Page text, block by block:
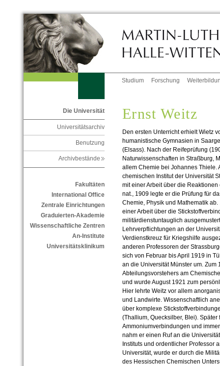
Studium Forschung
Die Universität
Universitätsarchiv
Benutzung
Archivbestände
Fakultäten
International Office
Zentrale Einrichtungen
Graduierten-Akademie
Wissenschaftliche Zentren
An-Institute
Universitätsklinikum
Ernst Weitz
Den ersten Unterricht erhielt Wietz
humanistische Gymnasien in
(Elsass). Nach der Reifeprüfung
Naturwissenschaften in Straßburg,
allem Chemie bei Johannes Thiele.
chemischen Institut der Universität
mit einer Arbeit über die
nat., 1909 legte er die Prüfung für
Chemie, Physik und Mathematik
einer Arbeit über die
militärdienstuntauglich
Lehrverpflichtungen an der
Verdienstkreuz für Kriegshilfe
anderen Professoren der
sich von Februar bis April 1919 in
an die Universität Münster um. Zum
Abteilungsvorstehers am
und wurde August 1921 zum
Hier lehrte Weitz vor allem
und Landwirte. Wissenschaftlich
über komplexe
(Thallium, Quecksilber, Blei). Später
Ammoniumverbindungen und
nahm er einen Ruf an die
Instituts und ordentlicher Professor
Universität, wurde er durch die
des Hessischen Chemischen